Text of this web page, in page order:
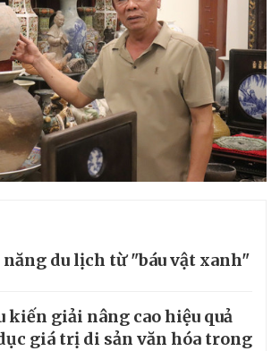
du lịch từ "báu vật xanh"
kiến giải nâng cao hiệu quả
giá trị di sản văn hóa trong